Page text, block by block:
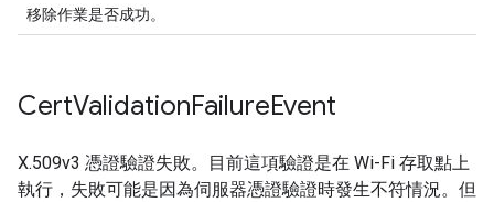
移除作業是否成功。
CertValidationFailureEvent
X.509v3 憑證驗證失敗。目前這項驗證是在 Wi-Fi 存取點上
執行，失敗可能是因為伺服器憑證驗證時發生不符情況。但